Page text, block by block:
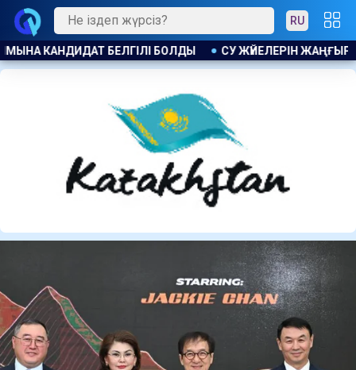
RU
ЖАҢҒЫРТУҒА 1,4 МЛРД ТЕҢГЕ БӨЛІНДІ ПОЛЬША